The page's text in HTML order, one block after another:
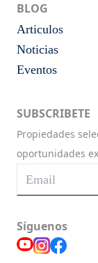
BLOG
Articulos
Noticias
Eventos
SUBSCRIBETE
Propiedades
oportunidades
Síguenos